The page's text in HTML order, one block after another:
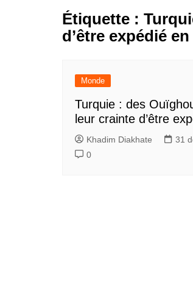
Étiquette :
d’être expédié
Monde
Turquie : des
leur crainte d’être
Khadim Diakhate
31
0